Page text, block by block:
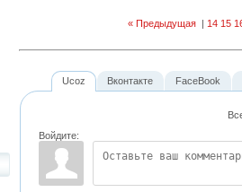
« Предыдущая | 14 15
Ucoz
Войдите:
Вконтакте FaceBook